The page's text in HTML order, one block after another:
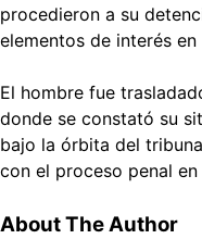
procedieron a su
elementos de interés en
El hombre fue
donde se constató su
bajo la órbita del
con el proceso penal
About The Author